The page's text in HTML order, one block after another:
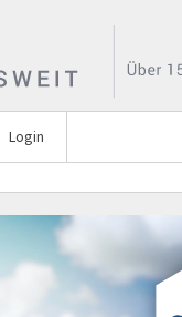
Login